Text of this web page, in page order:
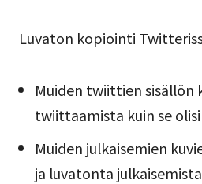
Luvaton kopiointi
Muiden twiittien sisällön
twiittaamista kuin se
Muiden julkaisemien
ja luvatonta julkaisemista